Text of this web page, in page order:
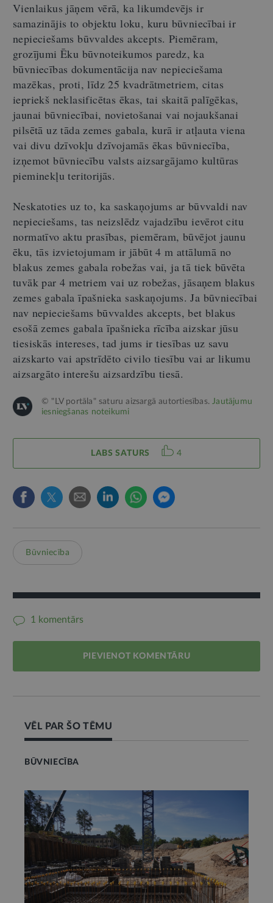
Vienlaikus jāņem vērā, ka likumdevējs ir
samazinājis to objektu loku, kuru būvniecībai ir
nepieciešams būvvaldes akcepts. Piemēram,
grozījumi Ēku būvnoteikumos paredz, ka
būvniecības dokumentācija nav nepieciešama
mazēkas, proti, līdz 25 kvadrātmetriem, citas
iepriekš neklasificētas ēkas, tai skaitā palīgēkas,
jaunai būvniecībai, novietošanai vai nojaukšanai
pilsētā uz tāda zemes gabala, kurā ir atļauta viena
vai divu dzīvokļu dzīvojamās ēkas būvniecība,
izņemot būvniecību valsts aizsargājamo kultūras
pieminekļu teritorijās.
Neskatoties uz to, ka saskaņojums ar būvvaldi nav
nepieciešams, tas neizslēdz vajadzību ievērot citu
normatīvo aktu prasības, piemēram, būvējot jaunu
ēku, tās izvietojumam ir jābūt 4 m attālumā no
blakus zemes gabala robežas vai, ja tā tiek būvēta
tuvāk par 4 metriem vai uz robežas, jāsaņem blakus
zemes gabala īpašnieka saskaņojums. Ja būvniecībai
nav nepieciešams būvvaldes akcepts, bet blakus
esošā zemes gabala īpašnieka rīcība aizskar jūsu
tiesiskās intereses, tad jums ir tiesības uz savu
aizskarto vai apstrīdēto civilo tiesību vai ar likumu
aizsargāto interešu aizsardzību tiesā.
© "LV portāla" saturu aizsargā autortiesības.Jautājumu
iesniegšanas noteikumi
LABS SATURS 4
Būvniecība
1 komentārs
PIEVIENOT KOMENTĀRU
VĒL PAR ŠO TĒMU
BŪVNIECĪBA